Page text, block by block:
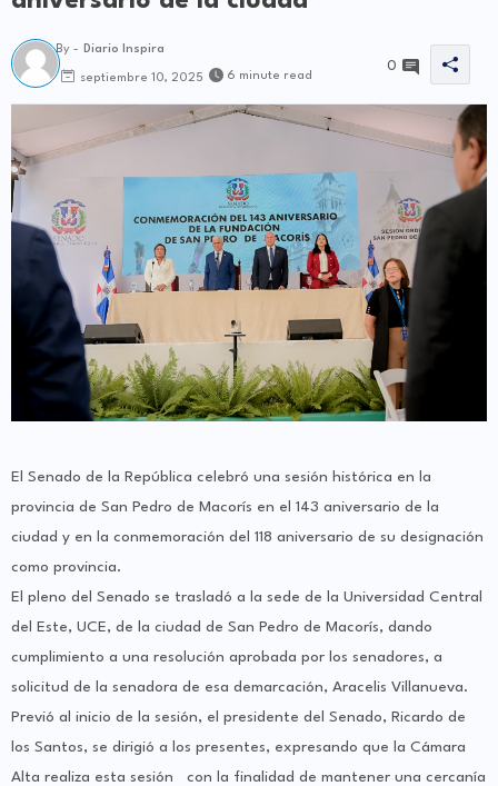
By - Diario Inspira
septiembre 10, 2025 6 minute read
0
El Senado de la República celebró una sesión histórica en la
provincia de San Pedro de Macorís en el 143 aniversario de la
ciudad y en la conmemoración del 118 aniversario de su designación
como provincia.
El pleno del Senado se trasladó a la sede de la Universidad Central
del Este, UCE, de la ciudad de San Pedro de Macorís, dando
cumplimiento a una resolución aprobada por los senadores, a
solicitud de la senadora de esa demarcación, Aracelis Villanueva.
Previó al inicio de la sesión, el presidente del Senado, Ricardo de
los Santos, se dirigió a los presentes, expresando que la Cámara
Alta realiza esta sesión con la finalidad de mantener una cercanía